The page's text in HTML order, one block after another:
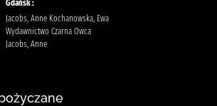
Gdańsk :
Jacobs, Anne Kochanowska, Ewa
Wydawnictwo Czarna Owca
Jacobs, Anne